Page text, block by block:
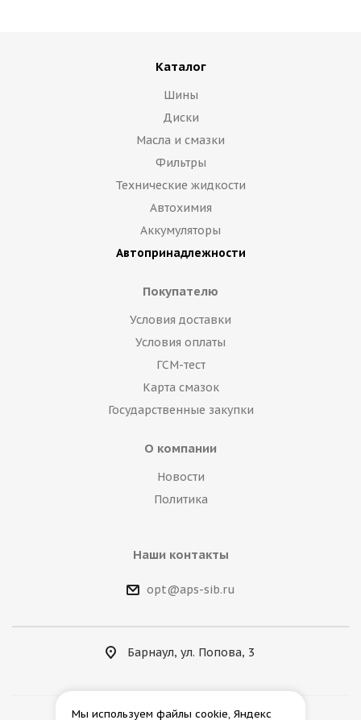
Каталог
Шины
Диски
Масла и смазки
Фильтры
Технические жидкости
Автохимия
Аккумуляторы
Автопринадлежности
Покупателю
Условия доставки
Условия оплаты
ГСМ-тест
Карта смазок
Государственные закупки
О компании
Новости
Политика
Наши контакты
opt@aps-sib.ru
Барнаул, ул. Попова, 3
Мы используем файлы cookie, Яндекс